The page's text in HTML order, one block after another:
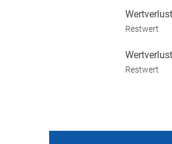
Wertverlust
Restwert
Wertverlust
Restwert